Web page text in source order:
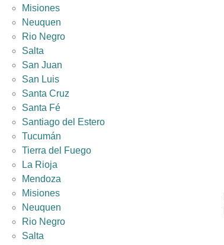
Misiones
Neuquen
Rio Negro
Salta
San Juan
San Luis
Santa Cruz
Santa Fé
Santiago del Estero
Tucumán
Tierra del Fuego
La Rioja
Mendoza
Misiones
Neuquen
Rio Negro
Salta